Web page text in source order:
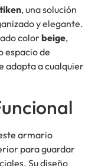
, una solución
y elegante.
colorbeige,
espacio de
adapta a cualquier
armario
para guardar
Su diseño